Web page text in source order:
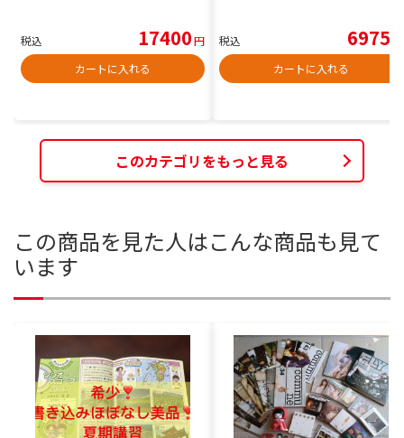
税込 17400円
カートに入れる
税込 6975
カートに入れる
このカテゴリをもっと見る
この商品を見た人はこんな商品も見て
います